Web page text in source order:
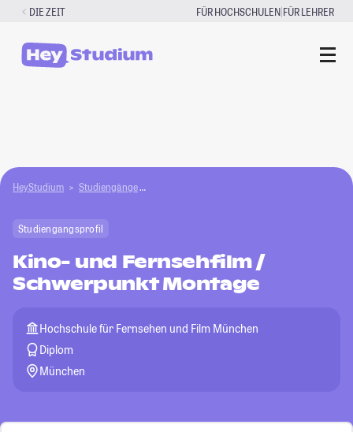
Zum
springen
DIE ZEIT FÜR HOCHSCHULEN|FÜR LEHRER
HeyStudium Studiengänge
Studiengangsprofil
Kino- und Fernsehfilm /
Schwerpunkt Montage
Hochschule für Fernsehen und Film München
Diplom
München